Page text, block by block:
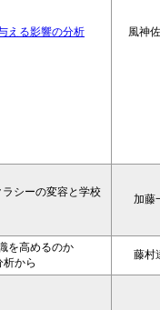
える影響の分析 風神
シーの変容と学校
加藤
を高めるのか
から
藤村